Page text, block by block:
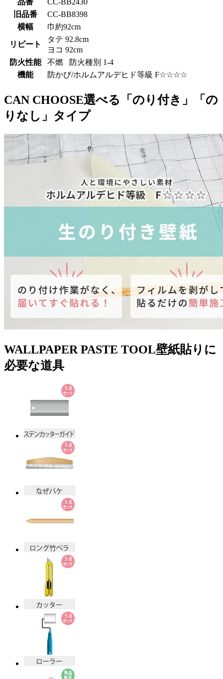
品番
CC-BB2430
旧品番
CC-BB8398
横幅
巾約92cm
リピート
タテ 92.8cm
ヨコ 92cm
防火性能
不燃 防火種別 1-4
機能
防かび/ホルムアルデヒド等級 F☆☆☆☆
CAN CHOOSE選べる「のり付き」「の
りなし」タイプ
WALLPAPER PASTE TOOL壁紙貼りに
必要な道具